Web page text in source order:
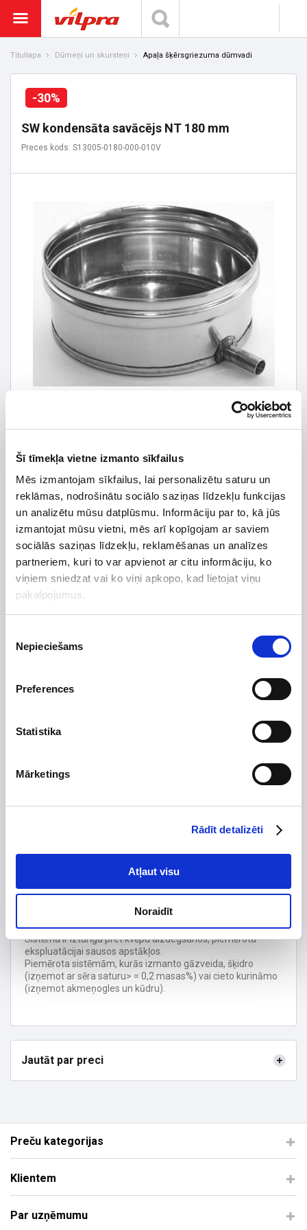
Šī tīmekļa vietne izmanto sīkfailus
Mēs izmantojam sīkfailus, lai personalizētu saturu un
reklāmas, nodrošinātu sociālo saziņas līdzekļu funkcijas
un analizētu mūsu datplūsmu. Informāciju par to, kā jūs
izmantojat mūsu vietni, mēs arī kopīgojam ar saviem
sociālās saziņas līdzekļu, reklamēšanas un analīzes
partneriem, kuri to var apvienot ar citu informāciju, ko
viņiem sniedzat vai ko viņi apkopo, kad lietojat viņu
pakalpojumus.
izvēle
Nepieciešams
Preferences
Statistika
Mārketings
Rādīt detalizēti
Atļaut visu
Noraidīt
Titullapa Dūmeņi un skursteņi Apaļa šķērsgriezuma dūmvadi
-30%
SW kondensāta savācējs NT 180 mm
Preces kods: S13005-0180-000-010V
21,13 € *
30,19 € *Detalizētāku informāciju un cenu meklēt
Ražotājs
Platums, mm
Tips
Dūmvadu ieliktņu sistēma ir paredzēta sadegšanas
produktu likvidēšanai no apkures iekārtām ar dabisku vilkmi.
Darba temperatūra <= 600 ° C.
Izgatavota no nerūsējošā tērauda EN 1.4404
Sistēma ir izturīga pret kvēpu aizdegšanos, piemērota
ekspluatācijai sausos apstākļos.
Piemērota sistēmām, kurās izmanto gāzveida, šķidro
(izņemot ar sēra saturu> = 0,2 masas%) vai cieto kurināmo
(izņemot akmeņogles un kūdru).
Jautāt par preci
Preču kategorijas
Klientem
Par uzņēmumu